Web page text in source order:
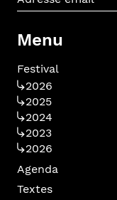
Menu
Festival
2026
2025
2024
2023
2026
Agenda
Textes